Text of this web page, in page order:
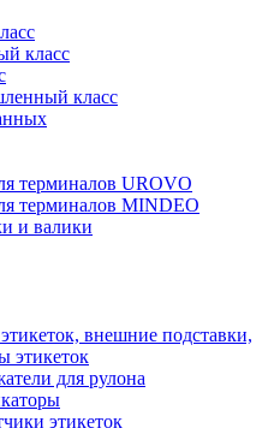
класс
класс
терминалов UROVO
терминалов MINDEO
и валики
внешние подставки,
этикеток
для рулона
этикеток